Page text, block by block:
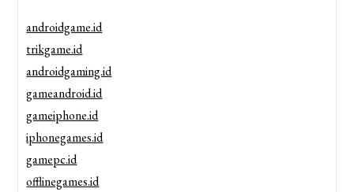
androidgame.id
trikgame.id
androidgaming.id
gameandroid.id
gameiphone.id
iphonegames.id
gamepc.id
offlinegames.id